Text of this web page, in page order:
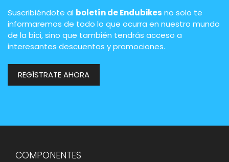
Suscribiéndote al boletín de Endubikes no solo te
informaremos de todo lo que ocurra en nuestro mundo
de la bici, sino que también tendrás acceso a
interesantes descuentos y promociones.
REGÍSTRATE AHORA
COMPONENTES